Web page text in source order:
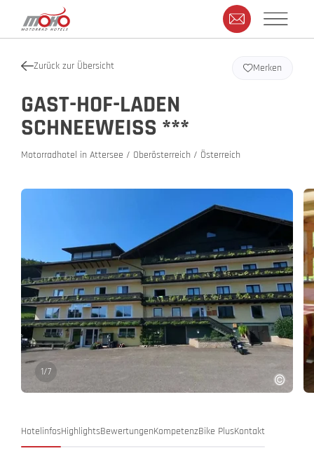
Zurück zur Übersicht
GAST-HOF-LADEN
SCHNEEWEISS ***
Motorradhotel in Attersee / Oberösterreich / Österreich
Merken
1/7
HotelinfosHighlightsBewertungenKompetenzBike PlusKontakt